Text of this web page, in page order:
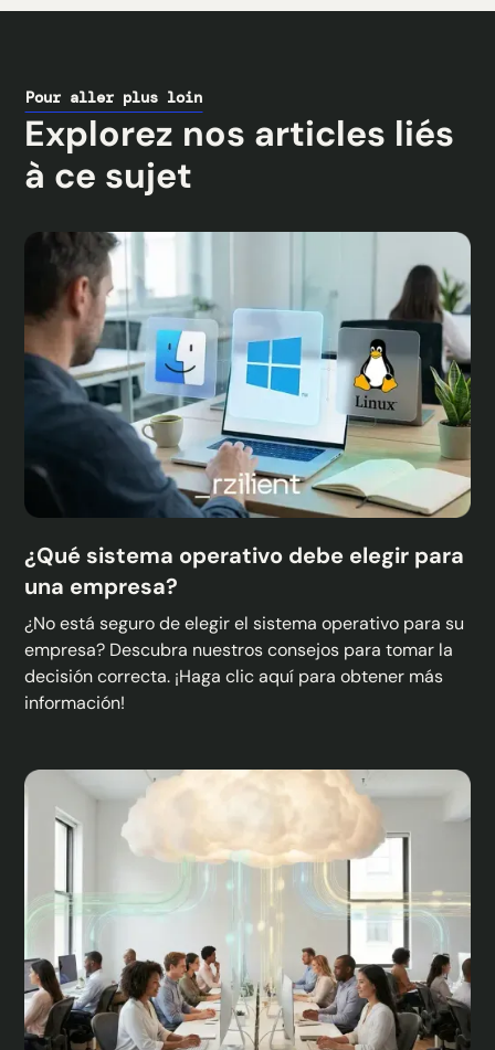
Pour aller plus loin
Explorez nos articles liés
à ce sujet
¿Qué sistema operativo debe elegir para
una empresa?
¿No está seguro de elegir el sistema operativo para su
empresa? Descubra nuestros consejos para tomar la
decisión correcta. ¡Haga clic aquí para obtener más
información!